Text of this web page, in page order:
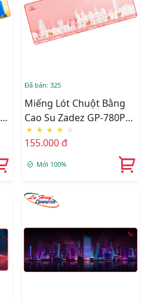
Đã bán: 325
Miếng Lót Chuột Bằng
Cao Su Zadez GP-780P
(Hồng)
★ ★ ★ ★ ☆
155.000 đ
Mới 100%